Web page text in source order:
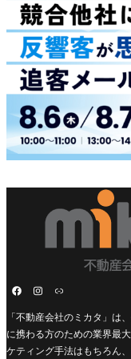
「不動産会社のミカタ」は
に携わる方のための業界最
ケティング手法はもちろん